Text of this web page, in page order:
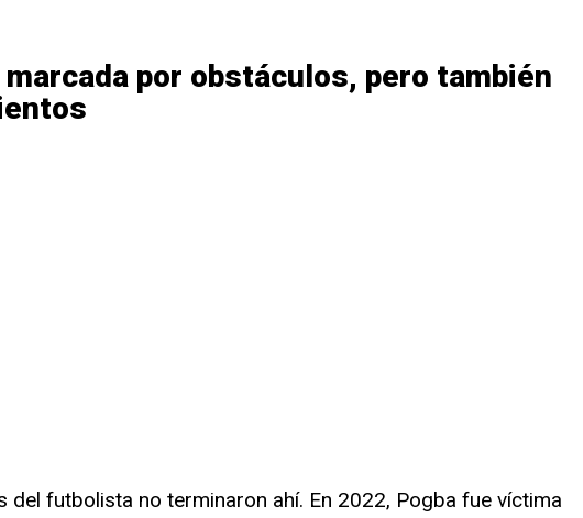
por obstáculos, pero también
del futbolista no terminaron ahí. En 2022, Pogba fue víctima